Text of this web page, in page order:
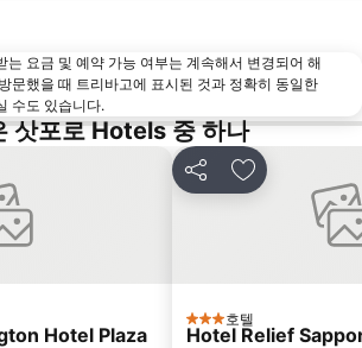
는 요금 및 예약 가능 여부는 계속해서 변경되어 해
문했을 때 트리바고에 표시된 것과 정확히 동일한
수도 있습니다.
삿포로 Hotels 중 하나
가
Hotel Plaza
공유 즐겨찾기에
3 성급호텔
Hotel Relief